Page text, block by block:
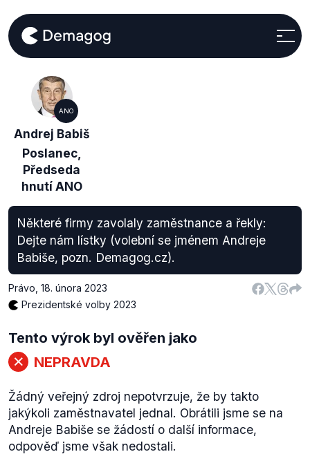
ANO
Andrej Babiš
Poslanec,
Předseda
hnutí ANO
Některé firmy zavolaly zaměstnance a řekly:
Dejte nám lístky (volební se jménem Andreje
Babiše, pozn. Demagog.cz).
Právo 18. února 2023
Prezidentské volby 2023
Tento výrok byl ověřen jako
NEPRAVDA
Žádný veřejný zdroj nepotvrzuje, že by takto
jakýkoli zaměstnavatel jednal. Obrátili jsme se na
Andreje Babiše se žádostí o další informace,
odpověď jsme však nedostali.